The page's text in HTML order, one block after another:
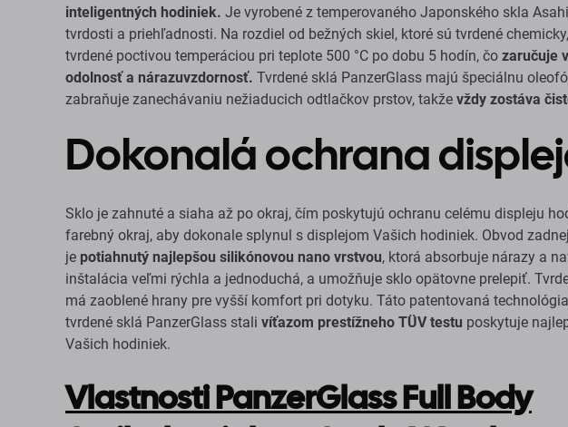
inteligentných hodiniek. Je vyrobené z temperovaného Japonského skla
tvrdosti a priehľadnosti. Na rozdiel od bežných skiel, ktoré sú tvrdené
tvrdené poctivou temperáciou pri teplote 500 °C po dobu 5 hodín, čo zaručuje
odolnosť a nárazuvzdornosť. Tvrdené sklá PanzerGlass majú špeciálnu
zabraňuje zanechávaniu nežiaducich odtlačkov prstov, takže vždy zostáva
Dokonalá ochrana
Sklo je zahnuté a siaha až po okraj, čím poskytujú ochranu celému displeju
farebný okraj, aby dokonale splynul s displejom Vašich hodiniek. Obvod
je potiahnutý najlepšou silikónovou nano vrstvou, ktorá absorbuje nárazy a
inštalácia veľmi rýchla a jednoduchá, a umožňuje sklo opätovne prelepiť.
má zaoblené hrany pre vyšší komfort pri dotyku. Táto patentovaná
tvrdené sklá PanzerGlass stali víťazom prestížneho TÜV testu poskytuje
Vašich hodiniek.
Vlastnosti PanzerGlass Full Body